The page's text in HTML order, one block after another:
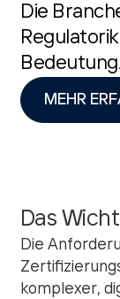
Die
MEHR
Das
Die
komplexer,